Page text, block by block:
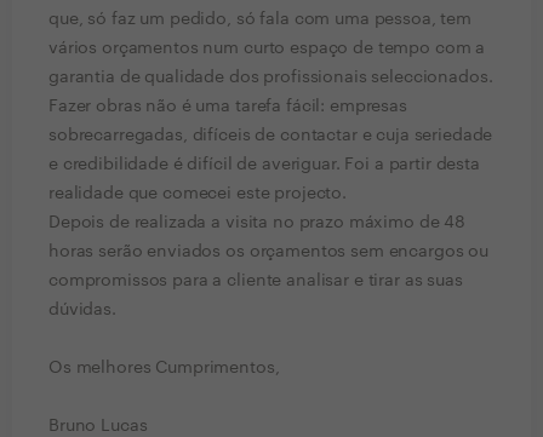
que, só faz um pedido, só fala com uma pessoa, tem
vários orçamentos num curto espaço de tempo com a
garantia de qualidade dos profissionais seleccionados.
Fazer obras não é uma tarefa fácil: empresas
sobrecarregadas, difíceis de contactar e cuja seriedade
e credibilidade é difícil de averiguar. Foi a partir desta
realidade que comecei este projecto.
Depois de realizada a visita no prazo máximo de 48
horas serão enviados os orçamentos sem encargos ou
compromissos para a cliente analisar e tirar as suas
dúvidas.
Os melhores Cumprimentos,
Bruno Lucas